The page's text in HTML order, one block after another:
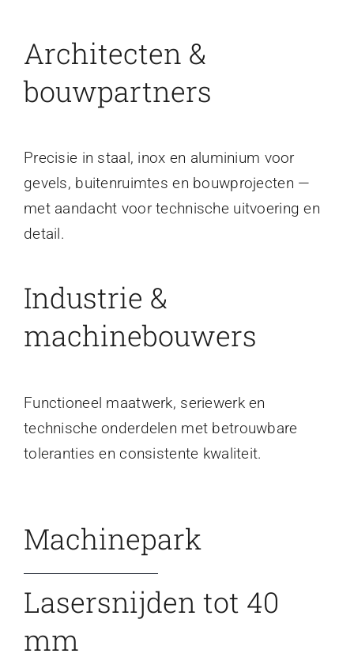
Architecten &
bouwpartners
Precisie in staal, inox en aluminium voor
gevels, buitenruimtes en bouwprojecten —
met aandacht voor technische uitvoering en
detail.
Industrie &
machinebouwers
Functioneel maatwerk, seriewerk en
technische onderdelen met betrouwbare
toleranties en consistente kwaliteit.
Machinepark
Lasersnijden tot 40
mm